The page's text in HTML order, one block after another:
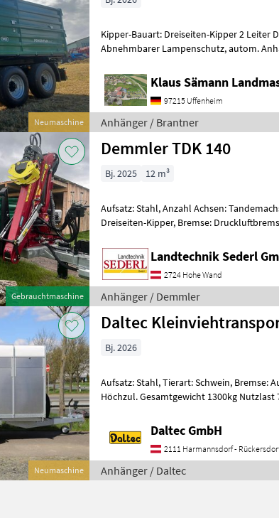
Neumaschine
Kipper-Bauart: Dreiseiten-Kipper 2 Leiter
Abnehmbarer Lampenschutz, autom. Anhängekupplung, Öl und Luft
Klaus Sämann
97215 Uffenheim
Anhänger / Brantner
Gebrauchtmaschine
Demmler TDK 140
Bj. 2025 12 m³
Aufsatz: Stahl, Anzahl Achsen:
Dreiseiten-Kipper, Bremse:
Landtechnik Sederl
2724 Hohe Wand
Anhänger / Demmler
Neumaschine
Daltec
Bj. 2026
Aufsatz: Stahl, Tierart: Schwein, Bremse:
Höchzul. Gesamtgewicht 1300kg Nutzlast 795kg
Daltec GmbH
2111 Harmannsdorf -
Anhänger / Daltec